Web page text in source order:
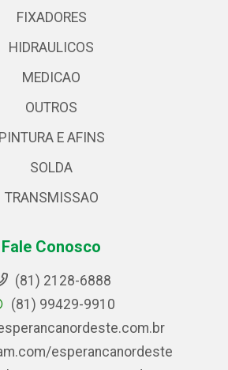
FIXADORES
HIDRAULICOS
MEDICAO
OUTROS
PINTURA E AFINS
SOLDA
TRANSMISSAO
Fale Conosco
(81) 2128-6888
(81) 99429-9910
esperancanordeste